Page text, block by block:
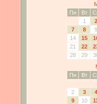
Пн
Вт
1
2
7
8
9
14
15
21
22
28
29
Пн
Вт
2 3
4
9
10